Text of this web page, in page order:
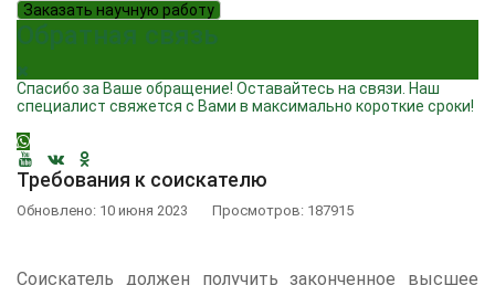
Заказать научную работу
Обратная связь
Спасибо за Ваше обращение! Оставайтесь на связи. Наш
специалист свяжется с Вами в максимально короткие сроки!
Требования к соискателю
Обновлено: 10 июня 2023 Просмотров: 187915
Соискатель должен получить законченное высшее